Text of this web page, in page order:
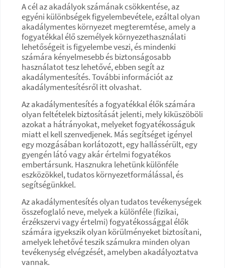
A cél az akadályok számának csökkentése, az
egyéni különbségek figyelembevétele, ezáltal olyan
akadálymentes környezet megteremtése, amely a
fogyatékkal élő személyek környezethasználati
lehetőségeit is figyelembe veszi, és mindenki
számára kényelmesebb és biztonságosabb
használatot tesz lehetővé, ebben segít az
akadálymentesítés. További információt az
akadálymentesítésről itt olvashat.
Az akadálymentesítés a fogyatékkal élők számára
olyan feltételek biztosítását jelenti, mely kiküszöböli
azokat a hátrányokat, melyeket fogyatékosságuk
miatt el kell szenvedjenek. Más segítséget igényel
egy mozgásában korlátozott, egy hallássérült, egy
gyengén látó vagy akár értelmi fogyatékos
embertársunk. Hasznukra lehetünk különféle
eszközökkel, tudatos környezetformálással, és
segítségünkkel.
Az akadálymentesítés olyan tudatos tevékenységek
összefoglaló neve, melyek a különféle (fizikai,
érzékszervi vagy értelmi) fogyatékossággal élők
számára igyekszik olyan körülményeket biztosítani,
amelyek lehetővé teszik számukra minden olyan
tevékenység elvégzését, amelyben akadályoztatva
vannak.